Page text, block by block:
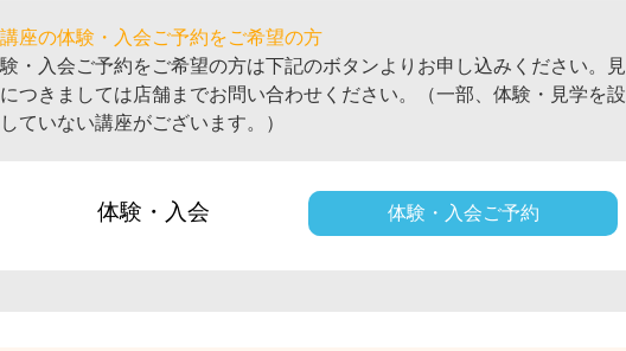
座の体験・入会ご予約をご希望の方
・入会ご予約をご希望の方は下記のボタンよりお申し込みください。見
つきましては店舗までお問い合わせください。（一部、体験・見学を設
ていない講座がございます。）
体験・入会 体験・入会ご予約